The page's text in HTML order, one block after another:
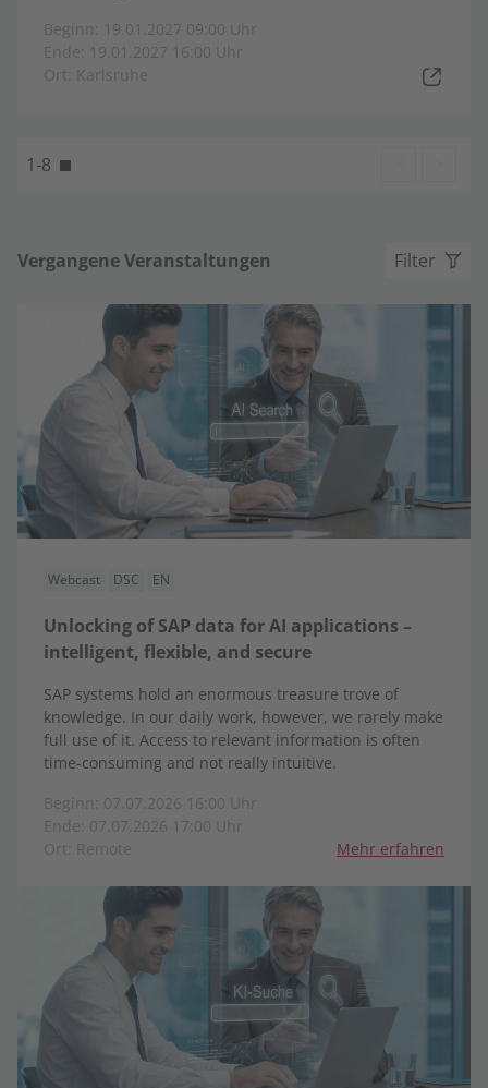
Beginn: 19.01.2027 09:00 Uhr
Ende: 19.01.2027 16:00 Uhr
Ort: Karlsruhe
1-8
Vergangene Veranstaltungen Filter
Webcast DSC EN
Unlocking of SAP data for AI applications –
intelligent, flexible, and secure
SAP systems hold an enormous treasure trove of
knowledge. In our daily work, however, we rarely make
full use of it. Access to relevant information is often
time-consuming and not really intuitive.
Beginn: 07.07.2026 16:00 Uhr
Ende: 07.07.2026 17:00 Uhr
Ort: Remote
Mehr erfahren